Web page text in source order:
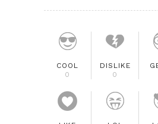
COOL
0
DISLIKE
0